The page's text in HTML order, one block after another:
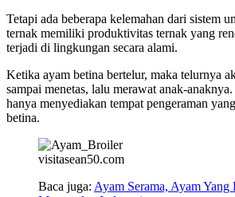
Tetapi ada beberapa kelemahan dari sistem
ternak memiliki produktivitas ternak yang
terjadi di lingkungan secara alami.
Ketika ayam betina bertelur, maka telurnya
sampai menetas, lalu merawat anak-
hanya menyediakan tempat pengeraman
betina.
visitasean50.com
Baca juga: Ayam Serama, Ayam